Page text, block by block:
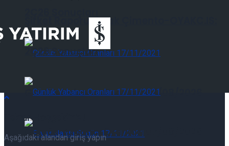
Günlük Yabancı Oranları 07/08/2026
Şirket Raporu: Oyak Çimento-OYAKC.IS:
2Ç26 Sonuçları
Günlük Yabancı Oranları 07/08/2026
Tekrar Hoşgeldiniz!
Aşağıdaki alandan giriş yapın